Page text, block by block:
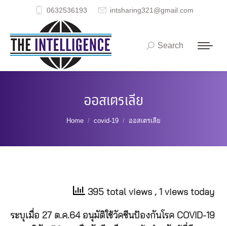
0632536193 intsharing321@gmail.com
Search:
Search
ออสเตรเลีย
You are here:
Home covid-19 ออสเตรเลีย
395 total views , 1 views today
ระบุเมื่อ 27 ต.ค.64 อนุมัติใช้วัคซีนป้องกันโรค COVID-19